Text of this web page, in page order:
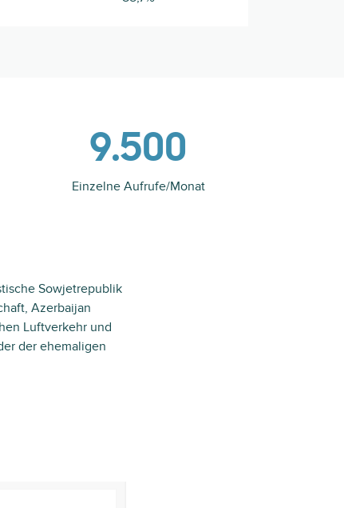
9.500
Einzelne Aufrufe/Monat
Sowjetrepublik
Azerbaijan
Luftverkehr und
der ehemaligen